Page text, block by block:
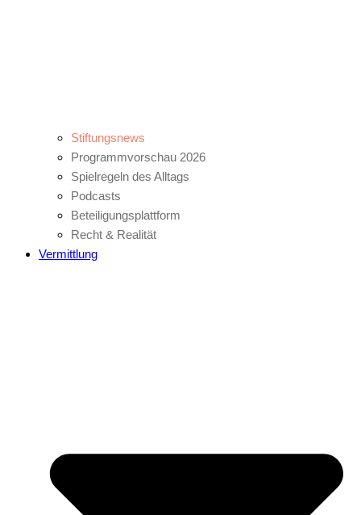
Stiftungsnews
Programmvorschau 2026
Spielregeln des Alltags
Podcasts
Beteiligungsplattform
Recht & Realität
Vermittlung